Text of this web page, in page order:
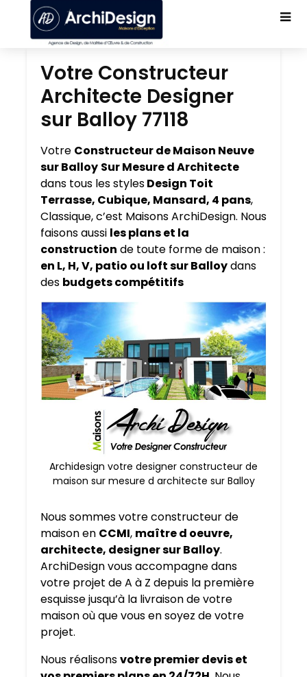
Votre Constructeur
Architecte Designer
sur Balloy 77118
Votre Constructeur de Maison Neuve
sur Balloy Sur Mesure d Architecte
dans tous les stylesDesign Toit
Terrasse, Cubique, Mansard, 4 pans,
Classique, c’est Maisons ArchiDesign. Nous
faisons aussi les plans et la
construction de toute forme de maison :
en L, H, V, patio ou loft sur Balloydans
des budgets compétitifs
Archidesign votre designer constructeur de
maison sur mesure d architecte sur Balloy
Nous sommes votre constructeur de
maison en CCMI, maître d oeuvre,
architecte, designer sur Balloy.
ArchiDesign vous accompagne dans
votre projet de A à Z depuis la première
esquisse jusqu’à la livraison de votre
maison où que vous en soyez de votre
projet.
Nous réalisonsvotre premier devis et